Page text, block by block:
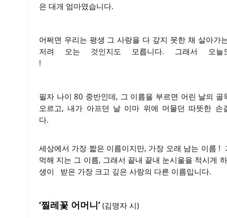
은 대개 엄마였습니다.
어쩌면 우리는 평생 그 사랑을 다 갚지 못한 채 살아
저려 오는 것인지도 모릅니다. 그래서
!
필자 나이 80 중반인데, 그 이름을 부르면 어린 날의
오르고, 내가 아프던 날 이마 위에 머물던 따뜻한
다.
세상에서 가장 짧은 이름이지만, 가장 오래 남는 이름
먹해 지는 그 이름, 그래서 끝내 끝내 눈시울을 적시
생이 받은 가장 크고 깊은 사랑의 다른 이름입니다.
‘찔레꽃 어머니’ (김명자 시)